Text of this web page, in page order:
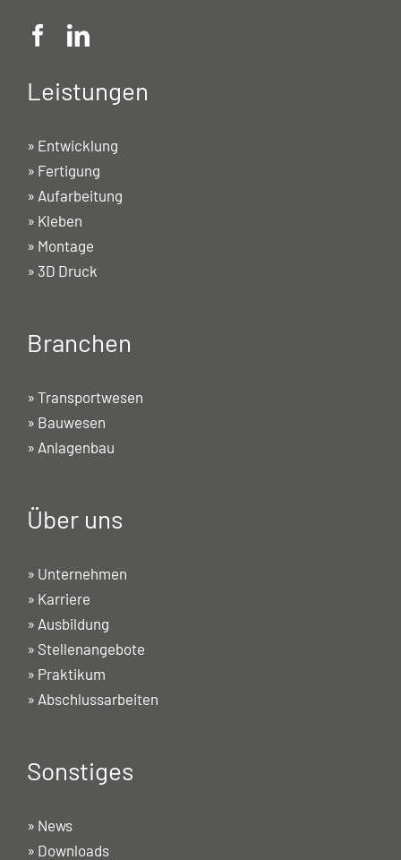
Leistungen
» Entwicklung
» Fertigung
» Aufarbeitung
» Kleben
» Montage
» 3D Druck
Branchen
» Transportwesen
» Bauwesen
» Anlagenbau
Über uns
» Unternehmen
» Karriere
» Ausbildung
» Stellenangebote
» Praktikum
» Abschlussarbeiten
Sonstiges
» News
» Downloads